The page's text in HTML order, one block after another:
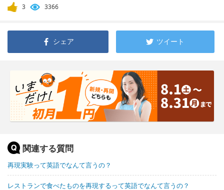
3 3366
シェア ツイート
関連する質問
再現実験って英語でなんて言うの？
レストランで食べたものを再現するって英語でなんて言うの？